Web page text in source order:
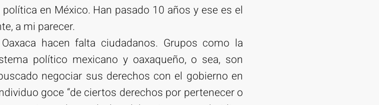
en México. Han pasado 10 años y ese es el
a mi parecer.
hacen falta ciudadanos. Grupos como la
político mexicano y oaxaqueño, o sea, son
negociar sus derechos con el gobierno en
goce “de ciertos derechos por pertenecer o